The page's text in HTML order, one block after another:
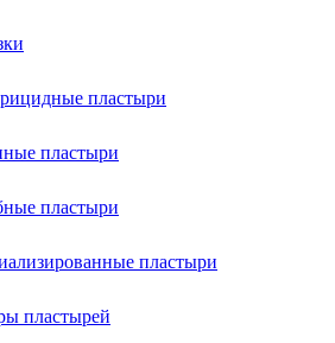
пластыри
пластыри
пластыри
пластыри
пластырей